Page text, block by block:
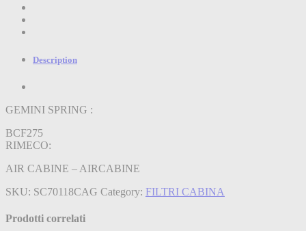
Description
GEMINI SPRING :
BCF275
RIMECO:
AIR CABINE – AIRCABINE
SKU: SC70118CAG Category: FILTRI CABINA
Prodotti correlati